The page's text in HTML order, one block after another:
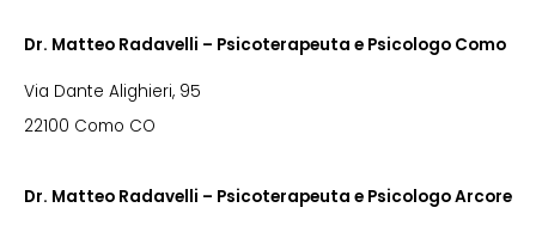
Dr. Matteo Radavelli – Psicoterapeuta e Psicologo Como
Via Dante Alighieri, 95
22100 Como CO
Dr. Matteo Radavelli – Psicoterapeuta e Psicologo Arcore